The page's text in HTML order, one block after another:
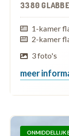
3380
1-kamer
2-kamer
3 foto's
meer
ONMIDDELLIJK